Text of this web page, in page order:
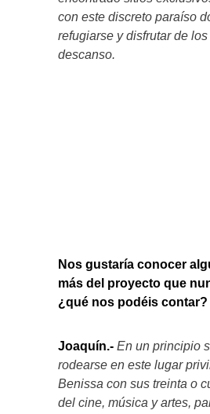
con este discreto paraíso
refugiarse y disfrutar de
descanso.
Nos gustaría conocer
más del proyecto que
¿qué nos podéis contar?
Joaquín.- En un principio
rodearse en este lugar
Benissa con sus treinta o
del cine, música y artes,